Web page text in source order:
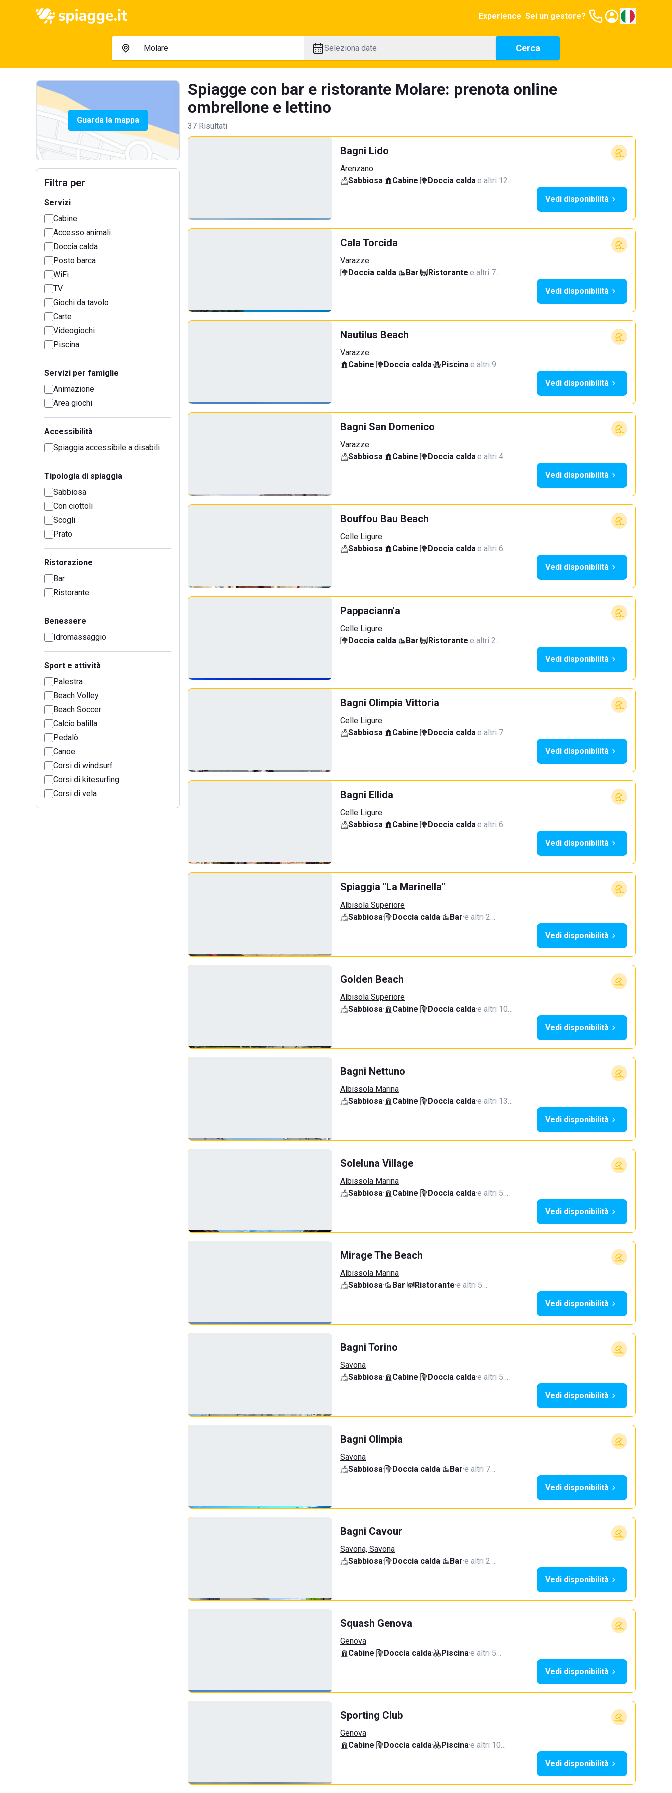
Experience Sei un gestore?
Seleziona date Cerca
Guarda la mappa
Filtra per
Servizi
Cabine
Accesso animali
Doccia calda
Posto barca
WiFi
TV
Giochi da tavolo
Carte
Videogiochi
Piscina
Servizi per famiglie
Animazione
Area giochi
Accessibilità
Spiaggia accessibile a disabili
Tipologia di spiaggia
Sabbiosa
Con ciottoli
Scogli
Prato
Ristorazione
Bar
Ristorante
Benessere
Idromassaggio
Sport e attività
Palestra
Beach Volley
Beach Soccer
Calcio balilla
Pedalò
Canoe
Corsi di windsurf
Corsi di kitesurfing
Corsi di vela
Spiagge con bar e ristorante Molare: prenota online
ombrellone e lettino
37 Risultati
Bagni Lido
Arenzano
Sabbiosa· Cabine· Doccia calda·e altri 12…
Vedi disponibilità
Cala Torcida
Varazze
Doccia calda· Bar· Ristorante·e altri 7…
Vedi disponibilità
Nautilus Beach
Varazze
Cabine· Doccia calda· Piscina·e altri 9…
Vedi disponibilità
Bagni San Domenico
Varazze
Sabbiosa· Cabine· Doccia calda·e altri 4…
Vedi disponibilità
Bouffou Bau Beach
Celle Ligure
Sabbiosa· Cabine· Doccia calda·e altri 6…
Vedi disponibilità
Pappaciann'a
Celle Ligure
Doccia calda· Bar· Ristorante·e altri 2…
Vedi disponibilità
Bagni Olimpia Vittoria
Celle Ligure
Sabbiosa· Cabine· Doccia calda·e altri 7…
Vedi disponibilità
Bagni Ellida
Celle Ligure
Sabbiosa· Cabine· Doccia calda·e altri 6…
Vedi disponibilità
Spiaggia "La Marinella"
Albisola Superiore
Sabbiosa· Doccia calda· Bar·e altri 2…
Vedi disponibilità
Golden Beach
Albisola Superiore
Sabbiosa· Cabine· Doccia calda·e altri 10…
Vedi disponibilità
Bagni Nettuno
Albissola Marina
Sabbiosa· Cabine· Doccia calda·e altri 13…
Vedi disponibilità
Soleluna Village
Albissola Marina
Sabbiosa· Cabine· Doccia calda·e altri 5…
Vedi disponibilità
Mirage The Beach
Albissola Marina
Sabbiosa· Bar· Ristorante·e altri 5…
Vedi disponibilità
Bagni Torino
Savona
Sabbiosa· Cabine· Doccia calda·e altri 5…
Vedi disponibilità
Bagni Olimpia
Savona
Sabbiosa· Doccia calda· Bar·e altri 7…
Vedi disponibilità
Bagni Cavour
Savona, Savona
Sabbiosa· Doccia calda· Bar·e altri 2…
Vedi disponibilità
Squash Genova
Genova
Cabine· Doccia calda· Piscina·e altri 5…
Vedi disponibilità
Sporting Club
Genova
Cabine· Doccia calda· Piscina·e altri 10…
Vedi disponibilità